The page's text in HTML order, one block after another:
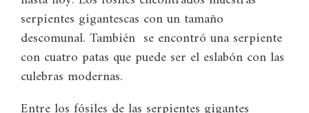
serpientes gigantescas con un tamaño
descomunal. También se encontró una serpiente
con cuatro patas que puede ser el eslabón con las
culebras modernas.